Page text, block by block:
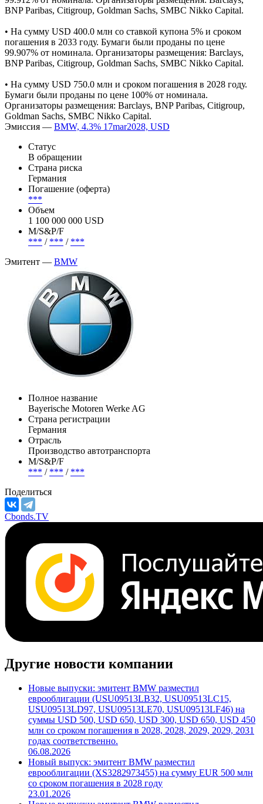
BNP Paribas, Citigroup, Goldman Sachs, SMBC Nikko Capital.
• На сумму USD 400.0 млн cо ставкой купона 5% и сроком
погашения в 2033 году. Бумаги были проданы по цене
99.907% от номинала. Организаторы размещения: Barclays,
BNP Paribas, Citigroup, Goldman Sachs, SMBC Nikko Capital.
• На сумму USD 750.0 млн и сроком погашения в 2028 году.
Бумаги были проданы по цене 100% от номинала.
Организаторы размещения: Barclays, BNP Paribas, Citigroup,
Goldman Sachs, SMBC Nikko Capital.
Эмиссия — BMW, 4.3% 17mar2028, USD
Статус
В обращении
Страна риска
Германия
Погашение (оферта)
***
Объем
1 100 000 000 USD
М/S&P/F
*** / *** / ***
Эмитент — BMW
Полное название
Bayerische Motoren Werke AG
Страна регистрации
Германия
Отрасль
Производство автотранспорта
М/S&P/F
*** / *** / ***
Поделиться
Cbonds.TV
Другие новости компании
Новые выпуски: эмитент BMW разместил
еврооблигации (USU09513LB32, USU09513LC15,
USU09513LD97, USU09513LE70, USU09513LF46) на
суммы USD 500, USD 650, USD 300, USD 650, USD 450
млн со сроком погашения в 2028, 2028, 2029, 2029, 2031
годах соответственно.
06.08.2026
Новый выпуск: эмитент BMW разместил
еврооблигации (XS3282973455) на сумму EUR 500 млн
со сроком погашения в 2028 году
23.01.2026